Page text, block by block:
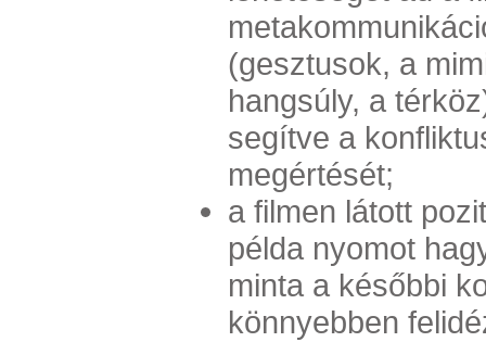
(gesztusok, a
hangsúly, a
segítve a
megértését;
a filmen látott
példa nyomot
minta a későbbi
könnyebben